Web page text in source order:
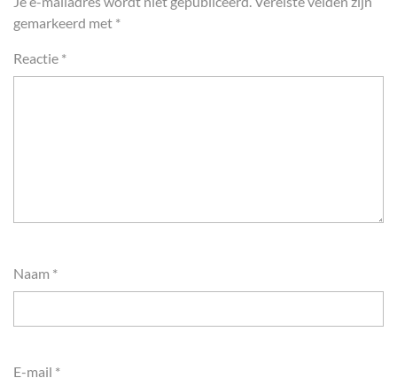
gemarkeerd met *
Reactie *
Naam *
E-mail *